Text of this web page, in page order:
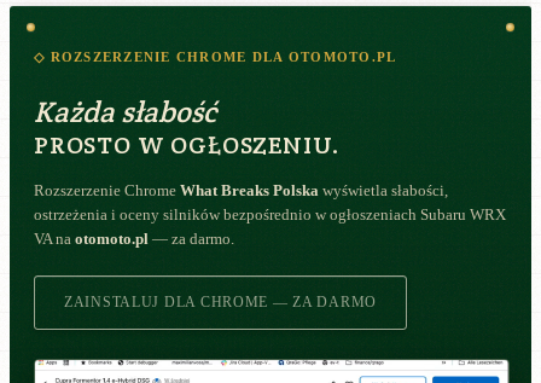
◇ ROZSZERZENIE CHROME DLA OTOMOTO.PL
Każda słabość
PROSTO W OGŁOSZENIU.
Rozszerzenie Chrome What Breaks Polska wyświetla słabości,
ostrzeżenia i oceny silników bezpośrednio w ogłoszeniach Subaru WRX
VA na otomoto.pl — za darmo.
ZAINSTALUJ DLA CHROME — ZA DARMO